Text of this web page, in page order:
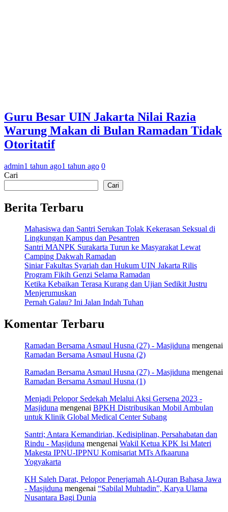
Guru Besar UIN Jakarta Nilai Razia
Warung Makan di Bulan Ramadan Tidak
Otoritatif
admin1 tahun ago1 tahun ago 0
Cari
Cari
Berita Terbaru
Mahasiswa dan Santri Serukan Tolak Kekerasan Seksual di
Lingkungan Kampus dan Pesantren
Santri MANPK Surakarta Turun ke Masyarakat Lewat
Camping Dakwah Ramadan
Siniar Fakultas Syariah dan Hukum UIN Jakarta Rilis
Program Fikih Genzi Selama Ramadan
Ketika Kebaikan Terasa Kurang dan Ujian Sedikit Justru
Menjerumuskan
Pernah Galau? Ini Jalan Indah Tuhan
Komentar Terbaru
Ramadan Bersama Asmaul Husna (27) - Masjiduna mengenai
Ramadan Bersama Asmaul Husna (2)
Ramadan Bersama Asmaul Husna (27) - Masjiduna mengenai
Ramadan Bersama Asmaul Husna (1)
Menjadi Pelopor Sedekah Melalui Aksi Gersena 2023 -
Masjiduna mengenai BPKH Distribusikan Mobil Ambulan
untuk Klinik Global Medical Center Subang
Santri; Antara Kemandirian, Kedisiplinan, Persahabatan dan
Rindu - Masjiduna mengenai Wakil Ketua KPK Isi Materi
Makesta IPNU-IPPNU Komisariat MTs Afkaaruna
Yogyakarta
KH Saleh Darat, Pelopor Penerjamah Al-Quran Bahasa Jawa
- Masjiduna mengenai “Sabilal Muhtadin”, Karya Ulama
Nusantara Bagi Dunia